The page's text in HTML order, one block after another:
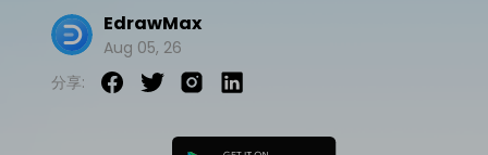
專業的甘特圖工具
設計用途
平面圖
EdrawMax 社區
文章内容
教程
商業
EdrawMax
Aug 05, 26
分享: